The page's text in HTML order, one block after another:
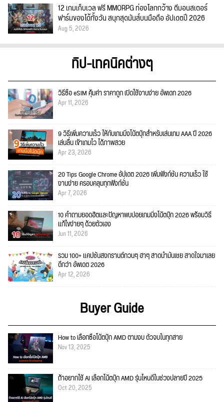
12 เกมเก็บเวล ฟรี MMORPG ท่องโลกกว้าง ตีมอนสเตอร์
ฟาร์มของได้ทั้งวัน สนุกสุดมันส์บนมือถือ อัปเดตปี 2026
Aug 5, 2026
ทิป-เทคนิคต่างๆ
วิธีซื้อ eSIM คุ้มค่า ราคาถูก เปิดใช้งานง่าย อัพเดท 2026
Apr 11, 2026
9 วิธีเพิ่มความเร็ว ให้กับเกมมิ่งโน้ตบุ๊กสำหรับเล่นเกม AAA ปี 2026
เล่นลื่น เข้าเกมไว ได้ภาพสวย
Apr 23, 2026
20 Tips Google Chrome อัปเดต 2026 เพิ่มฟังก์ชั่น ความเร็ว ใช้
งานง่าย ครอบคลุมทุกฟังก์ชั่น
Apr 7, 2026
10 คำถามยอดฮิตและปัญหาพบบ่อยเกมมิ่งโน้ตบุ๊ก 2026 พร้อมวิธี
แก้ไขง่ายๆ ด้วยตัวเอง
Jun 11, 2026
รวม 100+ แคปชั่นสงกรานต์กวนๆ ฮาๆ สาดน้ำมันเชย สาดใจมาเลย
ดีกว่า อัพเดต 2026
Apr 12, 2026
Buyer Guide
How to เลือกซื้อโน้ตบุ๊ก AMD ตามงบ ตัวจบในทุกสาย
Nov 13, 2025
ถ้าอยากใช้ AI เลือกโน้ตบุ๊ก AMD รุ่นไหนดีในช่วงปลายปี 2025
Oct 20, 2025